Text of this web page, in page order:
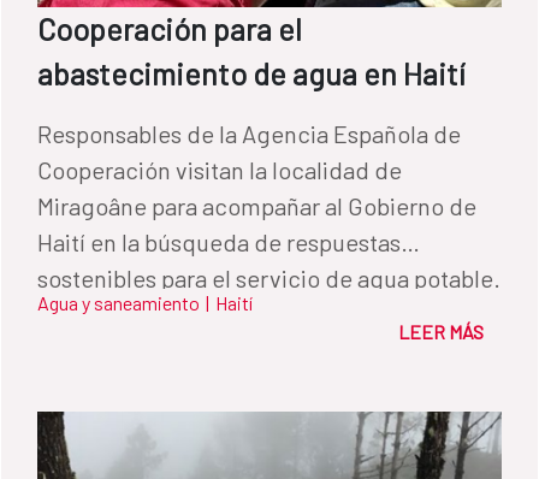
Cooperación para el
abastecimiento de agua en Haití
Responsables de la Agencia Española de
Cooperación visitan la localidad de
Miragoâne para acompañar al Gobierno de
Haití en la búsqueda de respuestas
sostenibles para el servicio de agua potable.
Agua y saneamiento | Haití
LEER MÁS